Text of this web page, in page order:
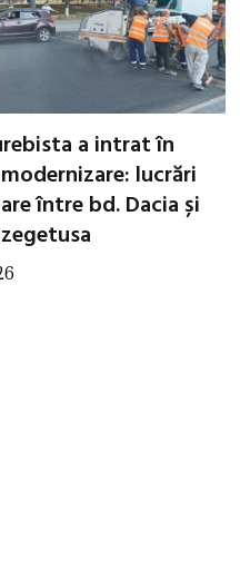
a intrat în
lucrări
între bd. Dacia și